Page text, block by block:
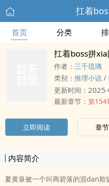
扛着
首页 分类
扛着boss拼xia
作者： 三千琉璃
类别： 推理小说 /
更新时间：
最新章节： 第154
立即阅读 章
内容简介
夏黄泉被一个叫商碧落的混dan